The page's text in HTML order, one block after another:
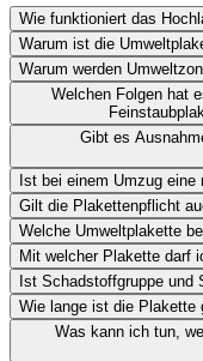
Wie funktioniert das
Warum ist die
Warum werden
Welchen Folgen hat
Gibt es
Ist bei einem Umzug
Gilt die Plakettenpflicht
Welche Umweltplakette
Mit welcher Plakette darf
Ist Schadstoffgruppe
Wie lange ist die Plakette
Was kann ich tun,